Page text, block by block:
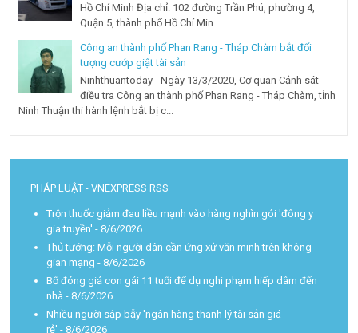
Hồ Chí Minh Địa chỉ: 102 đường Trần Phú, phường 4,
Quận 5, thành phố Hồ Chí Min...
Công an thành phố Phan Rang - Tháp Chàm bắt đối
tượng cướp giật tài sản
Ninhthuantoday - Ngày 13/3/2020, Cơ quan Cảnh sát
điều tra Công an thành phố Phan Rang - Tháp Chàm, tỉnh
Ninh Thuận thi hành lệnh bắt bị c...
PHÁP LUẬT - VNEXPRESS RSS
Trộn thuốc giảm đau liều mạnh vào hàng nghìn gói 'đông y
gia truyền' - 8/6/2026
Thủ tướng: Mỗi người dân cần ứng xử văn minh trên không
gian mạng - 8/6/2026
Bố đóng giả con gái 11 tuổi để dụ nghi phạm hiếp dâm đến
nhà - 8/6/2026
Nhiều người sập bẫy 'ngân hàng thanh lý tài sản giá
rẻ' - 8/6/2026